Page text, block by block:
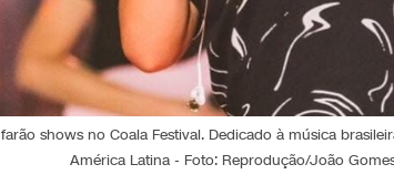
shows no Coala Festival. Dedicado à música
América Latina - Foto: Reprodução/João